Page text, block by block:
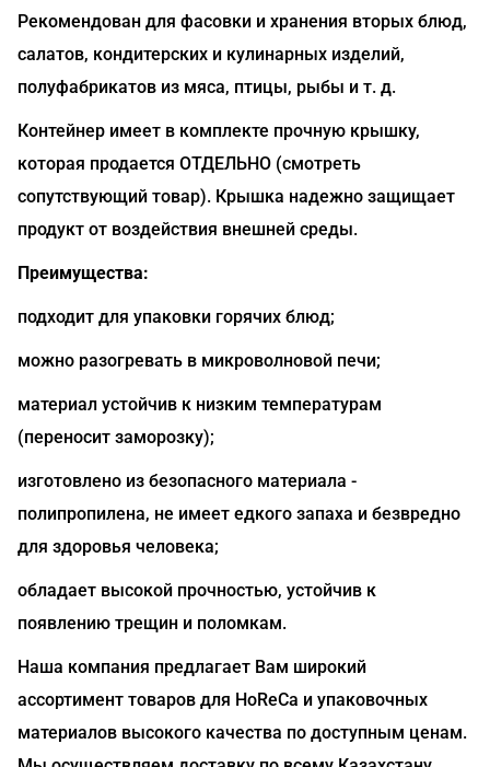
Рекомендован для фасовки и хранения вторых блюд,
салатов, кондитерских и кулинарных изделий,
полуфабрикатов из мяса, птицы, рыбы и т. д.
Контейнер имеет в комплекте прочную крышку,
которая продается ОТДЕЛЬНО (смотреть
сопутствующий товар). Крышка надежно защищает
продукт от воздействия внешней среды.
Преимущества:
подходит для упаковки горячих блюд;
можно разогревать в микроволновой печи;
материал устойчив к низким температурам
(переносит заморозку);
изготовлено из безопасного материала -
полипропилена, не имеет едкого запаха и безвредно
для здоровья человека;
обладает высокой прочностью, устойчив к
появлению трещин и поломкам.
Наша компания предлагает Вам широкий
ассортимент товаров для HoReCa и упаковочных
материалов высокого качества по доступным ценам.